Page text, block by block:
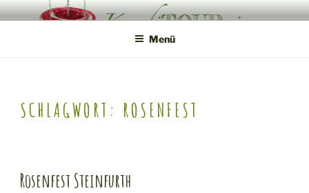
Zum
InhaltKONDITOUREI
Mobile Produktveredlung am Hof
Menü
SCHLAGWORT: ROSENFEST
Rosenfest Steinfurth